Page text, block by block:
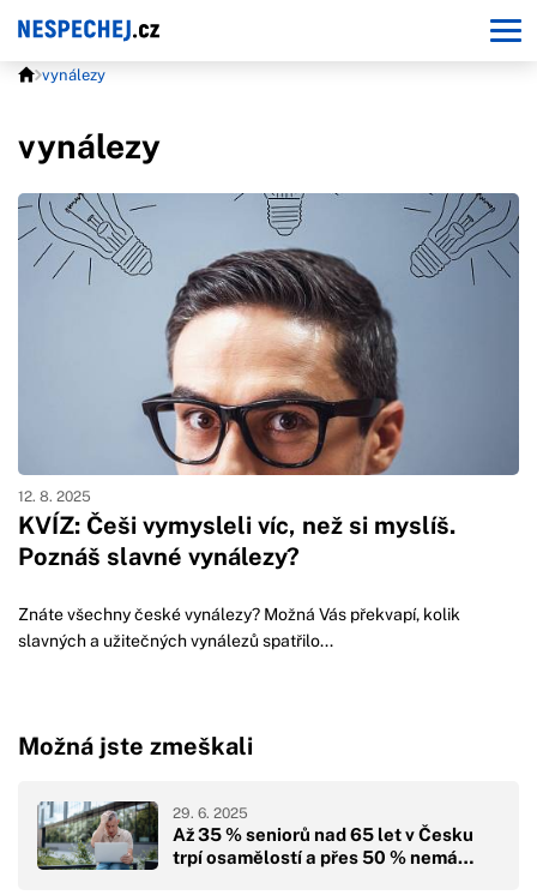
vynálezy
vynálezy
KVÍZ: Češi vymysleli víc, než si myslíš.
Poznáš slavné vynálezy?
12. 8. 2025
Znáte všechny české vynálezy? Možná Vás překvapí, kolik
slavných a užitečných vynálezů spatřilo...
Možná jste zmeškali
Až 35 % seniorů nad 65 let v Česku
trpí osamělostí a přes 50 % nemá…
29. 6. 2025